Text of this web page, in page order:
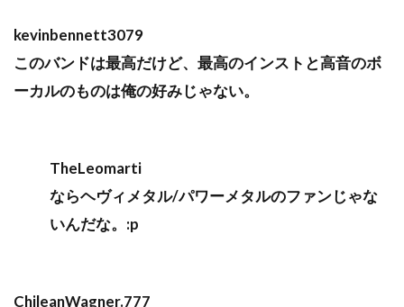
kevinbennett3079
このバンドは最高だけど、最高のインストと高音のボ
ーカルのものは俺の好みじゃない。
TheLeomarti
ならヘヴィメタル/パワーメタルのファンじゃな
いんだな。:p
ChileanWagner.777